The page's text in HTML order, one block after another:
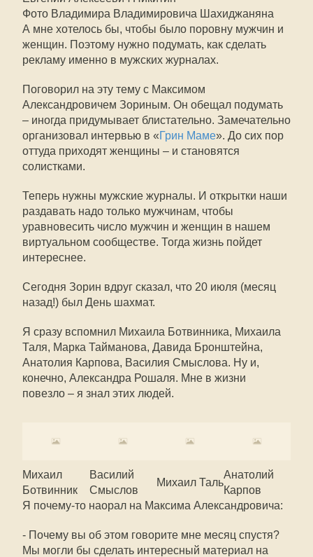
Фото Владимира Владимировича Шахиджаняна
А мне хотелось бы, чтобы было поровну мужчин и
женщин. Поэтому нужно подумать, как сделать
рекламу именно в мужских журналах.
Поговорил на эту тему с Максимом
Александровичем Зориным. Он обещал подумать
– иногда придумывает блистательно. Замечательно
организовал интервью в «Грин Маме». До сих пор
оттуда приходят женщины – и становятся
солистками.
Теперь нужны мужские журналы. И открытки наши
раздавать надо только мужчинам, чтобы
уравновесить число мужчин и женщин в нашем
виртуальном сообществе. Тогда жизнь пойдет
интереснее.
Сегодня Зорин вдруг сказал, что 20 июля (месяц
назад!) был День шахмат.
Я сразу вспомнил Михаила Ботвинника, Михаила
Таля, Марка Тайманова, Давида Бронштейна,
Анатолия Карпова, Василия Смыслова. Ну и,
конечно, Александра Рошаля. Мне в жизни
повезло – я знал этих людей.
Михаил
Ботвинник
Василий
Смыслов
Михаил Таль
Анатолий
Карпов
Я почему-то наорал на Максима Александровича:
- Почему вы об этом говорите мне месяц спустя?
Мы могли бы сделать интересный материал на